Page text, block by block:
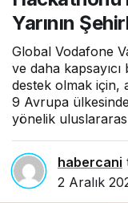
Yarının
Global Vodafone
ve daha
destek olmak için,
9 Avrupa
yönelik
habercani
2 Aralık